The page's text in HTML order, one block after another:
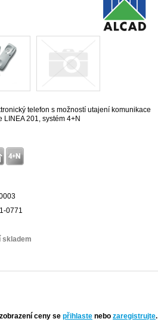
telefon s možností utajení komunikace
LINEA 201, systém 4+N
0771
skladem
ceny se přihlaste nebo zaregistrujte.